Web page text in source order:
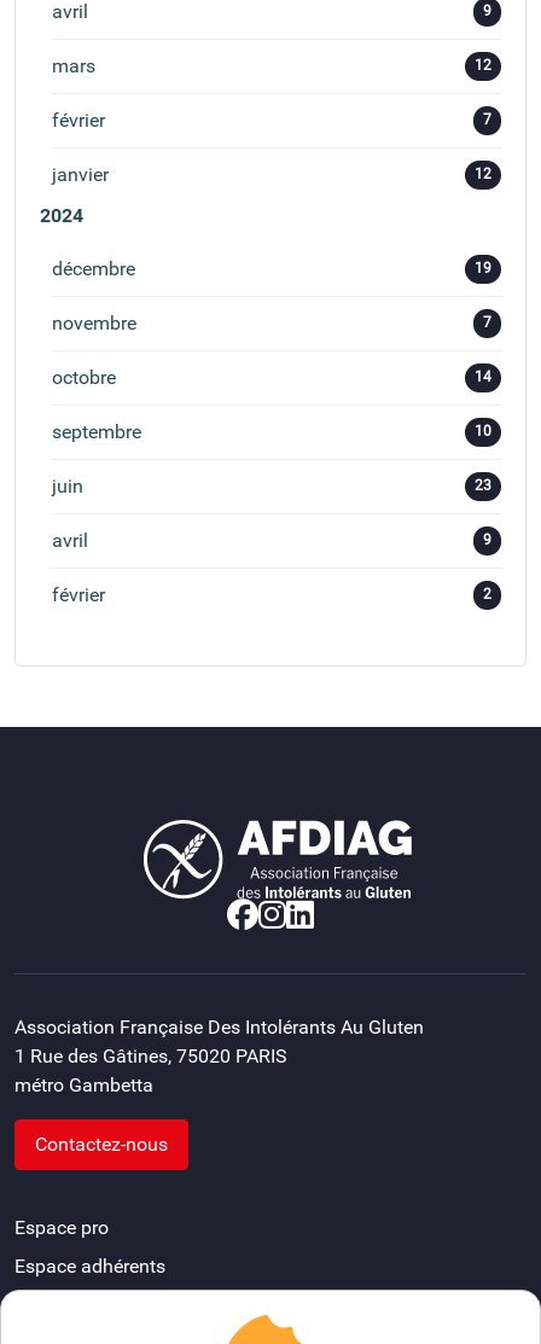
avril 9
mars 12
février 7
janvier 12
2024
décembre 19
novembre 7
octobre 14
septembre 10
juin 23
avril 9
février 2
Association Française Des Intolérants Au Gluten
1 Rue des Gâtines, 75020 PARIS
métro Gambetta
Contactez-nous
Espace pro
Espace adhérents